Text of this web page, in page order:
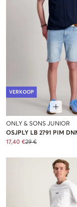
VERKOOP
ONLY & SONS JUNIOR
OSJPLY LB 2791 PIM
17,40 €29 €